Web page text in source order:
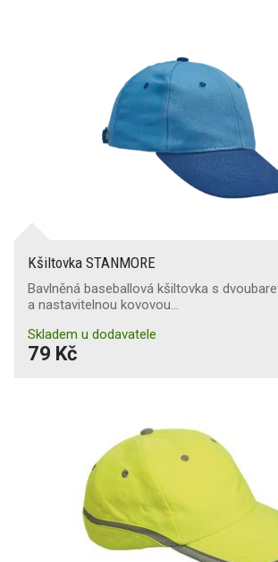
Kšiltovka STANMORE
Bavlněná baseballová kšiltovka s
a nastavitelnou kovovou…
Skladem u dodavatele
79 Kč